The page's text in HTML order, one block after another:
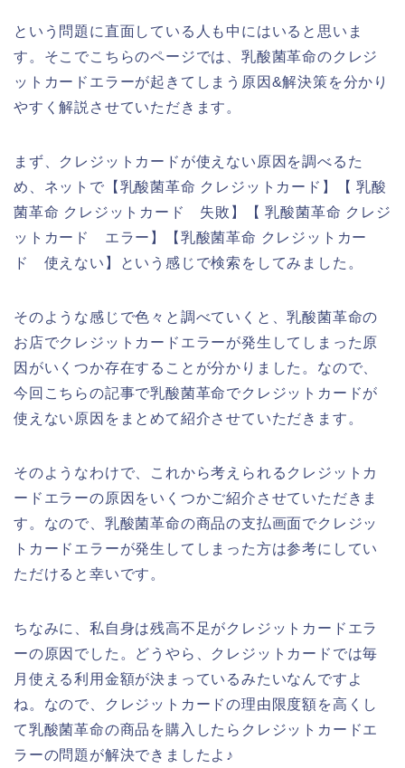
という問題に直面している人も中にはいると思いま
す。そこでこちらのページでは、乳酸菌革命のクレジ
ットカードエラーが起きてしまう原因&解決策を分かり
やすく解説させていただきます。
まず、クレジットカードが使えない原因を調べるた
め、ネットで【乳酸菌革命 クレジットカード】【 乳酸
菌革命 クレジットカード 失敗】【 乳酸菌革命 クレジ
ットカード エラー】【乳酸菌革命 クレジットカー
ド 使えない】という感じで検索をしてみました。
そのような感じで色々と調べていくと、乳酸菌革命の
お店でクレジットカードエラーが発生してしまった原
因がいくつか存在することが分かりました。なので、
今回こちらの記事で乳酸菌革命でクレジットカードが
使えない原因をまとめて紹介させていただきます。
そのようなわけで、これから考えられるクレジットカ
ードエラーの原因をいくつかご紹介させていただきま
す。なので、乳酸菌革命の商品の支払画面でクレジッ
トカードエラーが発生してしまった方は参考にしてい
ただけると幸いです。
ちなみに、私自身は残高不足がクレジットカードエラ
ーの原因でした。どうやら、クレジットカードでは毎
月使える利用金額が決まっているみたいなんですよ
ね。なので、クレジットカードの理由限度額を高くし
て乳酸菌革命の商品を購入したらクレジットカードエ
ラーの問題が解決できましたよ♪